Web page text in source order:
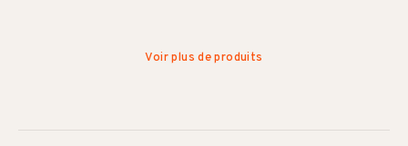
Voir plus de produits